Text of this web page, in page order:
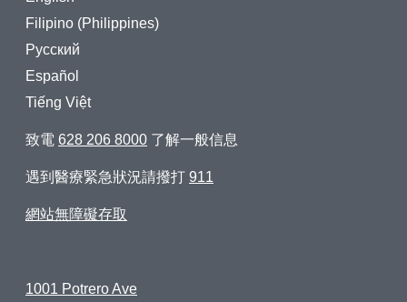
Filipino (Philippines)
Русский
Español
Tiếng Việt
致電 628 206 8000 了解一般信息
遇到醫療緊急狀況請撥打 911
網站無障礙存取
1001 Potrero Ave